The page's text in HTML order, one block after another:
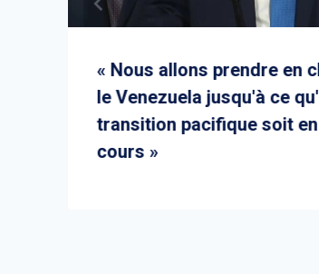
« Nous allons prendre en
le Venezuela jusqu'à ce
transition pacifique soit en
cours »